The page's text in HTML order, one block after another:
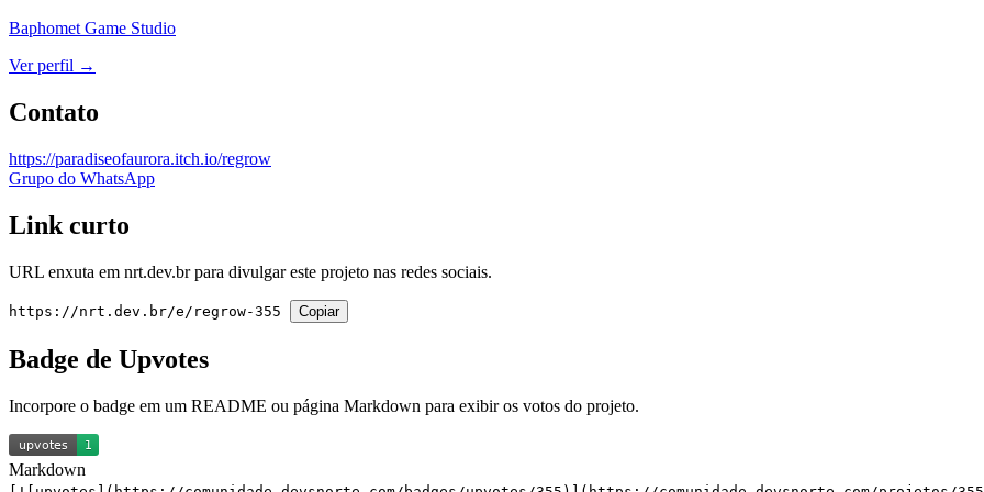
Baphomet Game Studio
Ver perfil →
Contato
https://paradiseofaurora.itch.io/regrow
Grupo do WhatsApp
Link curto
URL enxuta em nrt.dev.brpara divulgar este projeto nas redes sociais.
https://nrt.dev.br/e/regrow-355 Copiar
Badge de Upvotes
Incorpore o badge em um README ou página Markdown para exibir os votos do projeto.
Markdown